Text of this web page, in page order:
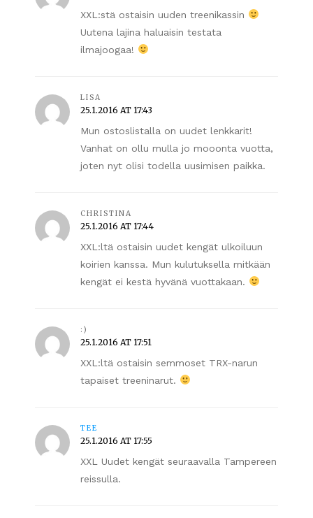
XXL:stä ostaisin uuden treenikassin
Uutena lajina haluaisin testata
ilmajoogaa!
LISA
25.1.2016 AT 17:43
Mun ostoslistalla on uudet lenkkarit!
Vanhat on ollu mulla jo mooonta vuotta,
joten nyt olisi todella uusimisen paikka.
CHRISTINA
25.1.2016 AT 17:44
XXL:ltä ostaisin uudet kengät ulkoiluun
koirien kanssa. Mun kulutuksella mitkään
kengät ei kestä hyvänä vuottakaan.
:)
25.1.2016 AT 17:51
XXL:ltä ostaisin semmoset TRX-narun
tapaiset treeninarut.
TEE
25.1.2016 AT 17:55
XXL Uudet kengät seuraavalla Tampereen
reissulla.